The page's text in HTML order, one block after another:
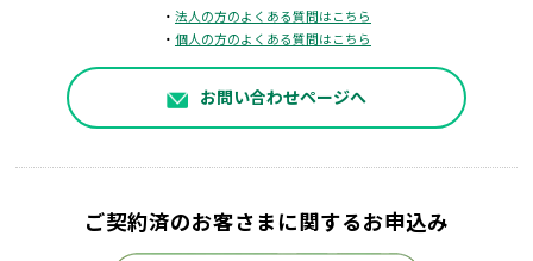
・ 法人の方のよくある質問はこちら
・ 個人の方のよくある質問はこちら
お問い合わせページへ
ご契約済のお客さまに関するお申込み